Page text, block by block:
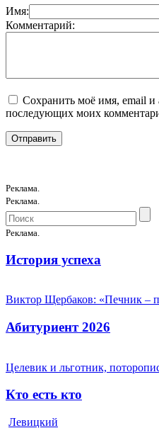
Имя:
Комментарий:
Сохранить моё имя, email и
последующих моих
Реклама.
Реклама.
Реклама.
История успеха
Виктор Щербаков: «Печник –
Абитуриент 2026
Целевик и льготник,
Кто есть кто
Левицкий